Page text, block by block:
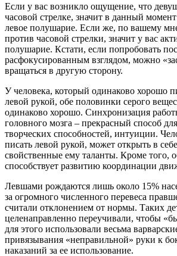
Если у вас возникло ощущение, что
часовой стрелке, значит в данный
левое полушарие. Если же, по вашему
против часовой стрелки, значит у вас
полушарие. Кстати, если попробовать
расфокусированным взглядом, можно
вращаться в другую сторону.
У человека, который одинаково хорошо
левой рукой, обе половинки серого
одинаково хорошо. Синхронизация
головного мозга – прекрасный способ
творческих способностей, интуиции.
писать левой рукой, может открыть в
свойственные ему таланты. Кроме того,
способствует развитию координации
Левшами рождаются лишь около 15%
за огромного численного перевеса
считали отклонением от нормы. Таких
целенаправленно переучивали, чтобы
для этого использовали весьма
привязывания «неправильной» руки к
наказаний за ее использование.